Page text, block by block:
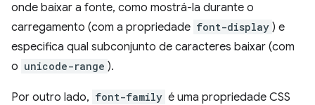
onde baixar a fonte, como mostrá-la durante o
carregamento (com a propriedade font-display ) e
especifica qual subconjunto de caracteres baixar (com
o unicode-range ).
Por outro lado, font-family é uma propriedade CSS